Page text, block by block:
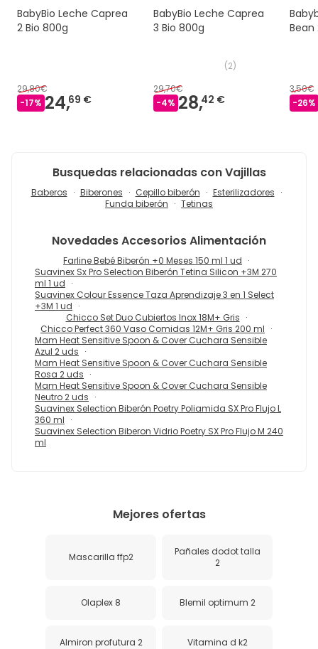
BabyBio Leche Caprea
2 Bio 800g
29,80€
-17% 24,69 €
BabyBio Leche Caprea
3 Bio 800g
(2)
29,70€
-4% 28,42 €
Bean
3,50€
-26%
Busquedas relacionadas con Vajillas
Baberos Biberones Cepillo biberón
Esterilizadores
Funda biberón
Tetinas
NovedadesAccesorios Alimentación
Farline Bebé Biberón +0 Meses 150 ml 1 ud
Suavinex Sx Pro Selection Biberón Tetina Silicon +3M 270
ml 1 ud
Suavinex Colour Essence Taza Aprendizaje 3 en 1 Select
+3M 1 ud
Chicco Set Duo Cubiertos Inox 18M+ Gris
Chicco Perfect 360 Vaso Comidas 12M+ Gris 200 ml
Mam Heat Sensitive Spoon & Cover Cuchara Sensible
Azul 2 uds
Mam Heat Sensitive Spoon & Cover Cuchara Sensible
Rosa 2 uds
Mam Heat Sensitive Spoon & Cover Cuchara Sensible
Neutro 2 uds
Suavinex Selection Biberón Poetry Poliamida SX Pro Flujo L
360 ml
Suavinex Selection Biberon Vidrio Poetry SX Pro Flujo M 240
ml
Mejores ofertas
Mascarilla ffp2
Pañales dodot talla
2
Olaplex 8 Blemil optimum 2
Almiron profutura 2 Vitamina d k2